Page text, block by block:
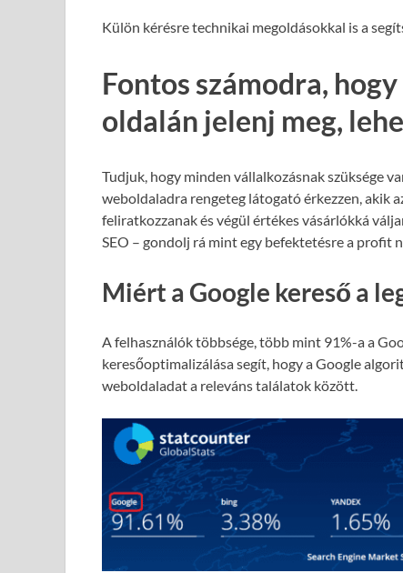
Külön kérésre technikai megoldásokkal is a
Fontos számodra,
oldalán jelenj meg,
Tudjuk, hogy minden vállalkozásnak szüksége
weboldaladra rengeteg látogató érkezzen, akik
feliratkozzanak és végül értékes vásárlókká
SEO – gondolj rá mint egy befektetésre a profit
Miért a Google kereső a
A felhasználók többsége, több mint 91%-a a
keresőoptimalizálása segít, hogy a Google
weboldaladat a releváns találatok között.